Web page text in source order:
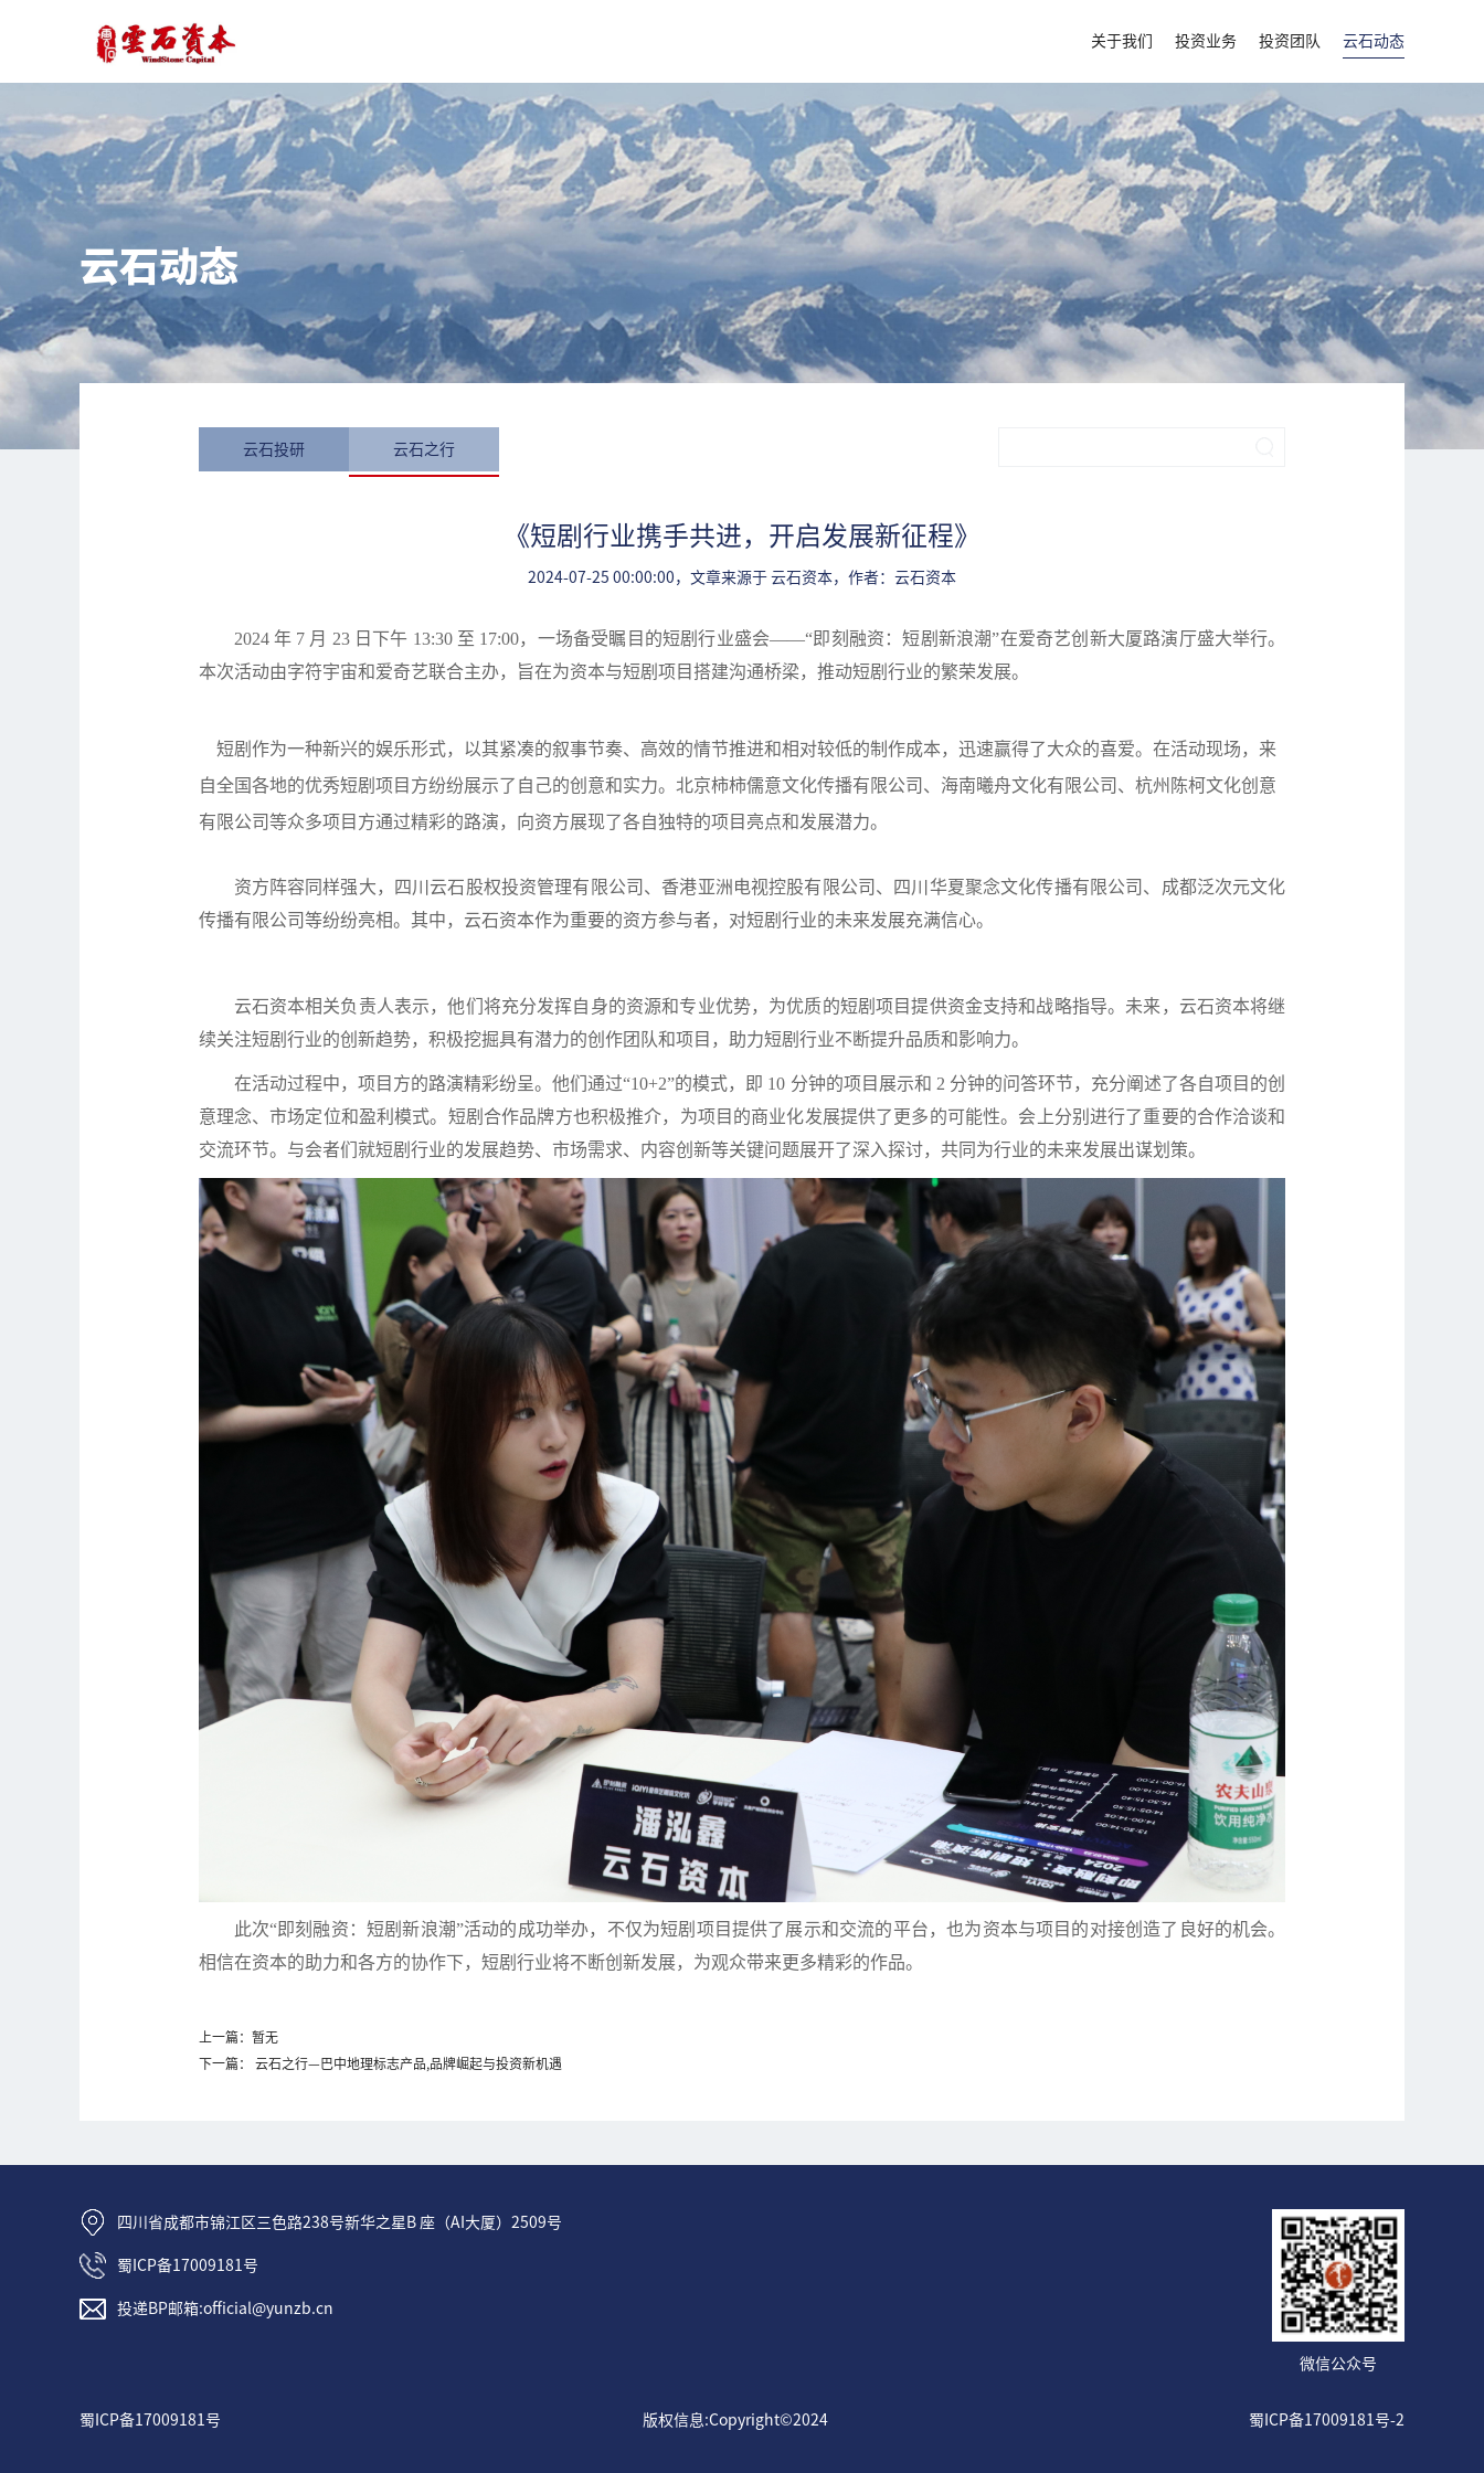
关于我们 投资业务 投资团队 云石动态
云石动态
云石投研 云石之行
《短剧行业携手共进，开启发展新征程》
2024-07-25 00:00:00，文章来源于 云石资本，作者：云石资本
2024 年 7 月 23 日下午 13:30 至 17:00，一场备受瞩目的短剧行业盛会——“即刻融资：短剧新浪潮”在爱奇艺创新大厦路演厅盛大举行。
本次活动由字符宇宙和爱奇艺联合主办，旨在为资本与短剧项目搭建沟通桥梁，推动短剧行业的繁荣发展。
短剧作为一种新兴的娱乐形式，以其紧凑的叙事节奏、高效的情节推进和相对较低的制作成本，迅速赢得了大众的喜爱。在活动现场，来
自全国各地的优秀短剧项目方纷纷展示了自己的创意和实力。北京柿柿儒意文化传播有限公司、海南曦舟文化有限公司、杭州陈柯文化创意
有限公司等众多项目方通过精彩的路演，向资方展现了各自独特的项目亮点和发展潜力。
资方阵容同样强大，四川云石股权投资管理有限公司、香港亚洲电视控股有限公司、四川华夏聚念文化传播有限公司、成都泛次元文化
传播有限公司等纷纷亮相。其中，云石资本作为重要的资方参与者，对短剧行业的未来发展充满信心。
云石资本相关负责人表示，他们将充分发挥自身的资源和专业优势，为优质的短剧项目提供资金支持和战略指导。未来，云石资本将继
续关注短剧行业的创新趋势，积极挖掘具有潜力的创作团队和项目，助力短剧行业不断提升品质和影响力。
在活动过程中，项目方的路演精彩纷呈。他们通过“10+2”的模式，即 10 分钟的项目展示和 2 分钟的问答环节，充分阐述了各自项目的创
意理念、市场定位和盈利模式。短剧合作品牌方也积极推介，为项目的商业化发展提供了更多的可能性。会上分别进行了重要的合作洽谈和
交流环节。与会者们就短剧行业的发展趋势、市场需求、内容创新等关键问题展开了深入探讨，共同为行业的未来发展出谋划策。
此次“即刻融资：短剧新浪潮”活动的成功举办，不仅为短剧项目提供了展示和交流的平台，也为资本与项目的对接创造了良好的机会。
相信在资本的助力和各方的协作下，短剧行业将不断创新发展，为观众带来更多精彩的作品。
上一篇：暂无
下一篇： 云石之行—巴中地理标志产品,品牌崛起与投资新机遇
四川省成都市锦江区三色路238号新华之星B 座（AI大厦）2509号
蜀ICP备17009181号
投递BP邮箱:official@yunzb.cn
微信公众号
蜀ICP备17009181号 版权信息:Copyright©2024 蜀ICP备17009181号-2